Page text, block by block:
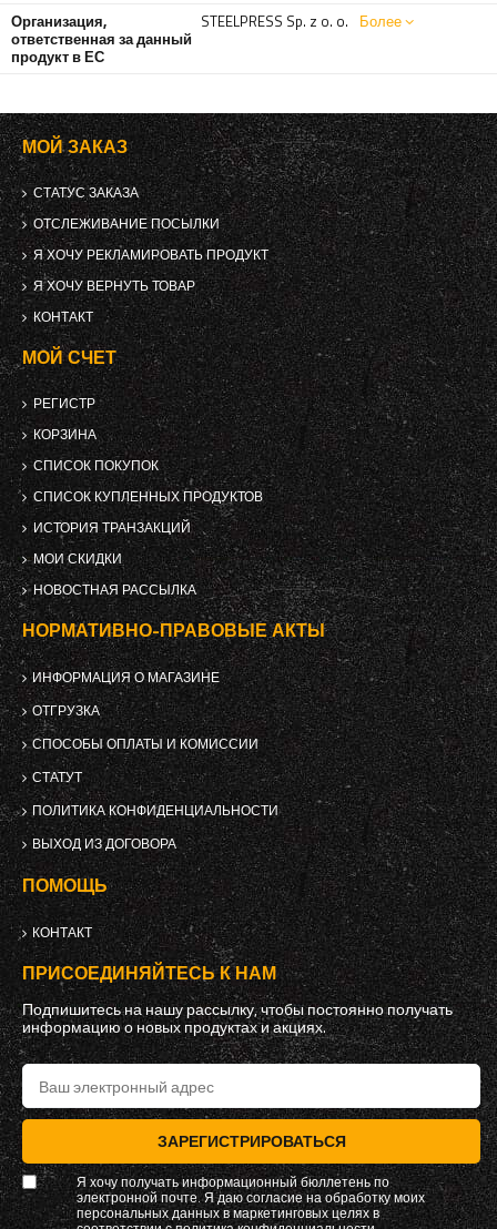
Организация,
ответственная за данный
продукт в ЕС
STEELPRESS Sp. z o. o. Более
МОЙ ЗАКАЗ
СТАТУС ЗАКАЗА
ОТСЛЕЖИВАНИЕ ПОСЫЛКИ
Я ХОЧУ РЕКЛАМИРОВАТЬ ПРОДУКТ
Я ХОЧУ ВЕРНУТЬ ТОВАР
КОНТАКТ
МОЙ СЧЕТ
РЕГИСТР
КОРЗИНА
СПИСОК ПОКУПОК
СПИСОК КУПЛЕННЫХ ПРОДУКТОВ
ИСТОРИЯ ТРАНЗАКЦИЙ
МОИ СКИДКИ
НОВОСТНАЯ РАССЫЛКА
НОРМАТИВНО-ПРАВОВЫЕ АКТЫ
ИНФОРМАЦИЯ О МАГАЗИНЕ
ОТГРУЗКА
СПОСОБЫ ОПЛАТЫ И КОМИССИИ
СТАТУТ
ПОЛИТИКА КОНФИДЕНЦИАЛЬНОСТИ
ВЫХОД ИЗ ДОГОВОРА
ПОМОЩЬ
КОНТАКТ
ПРИСОЕДИНЯЙТЕСЬ К НАМ
Подпишитесь на нашу рассылку, чтобы постоянно получать
информацию о новых продуктах и ​​акциях.
ЗАРЕГИСТРИРОВАТЬСЯ
Я хочу получать информационный бюллетень по
электронной почте. Я даю согласие на обработку моих
персональных данных в маркетинговых целях в